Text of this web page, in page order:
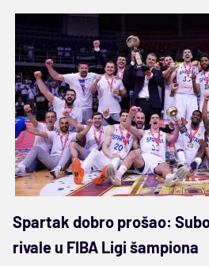
Spartak dobro prošao:
rivale u FIBA Ligi šampiona